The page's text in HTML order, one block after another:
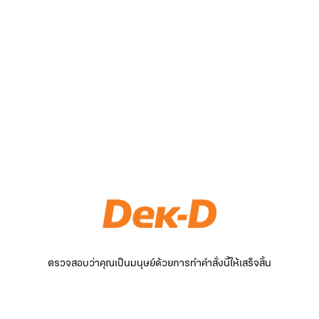
ตรวจสอบว่าคุณเป็นมนุษย์ด้วยการทำคำสั่งนี้ให้เสร็จสิ้น